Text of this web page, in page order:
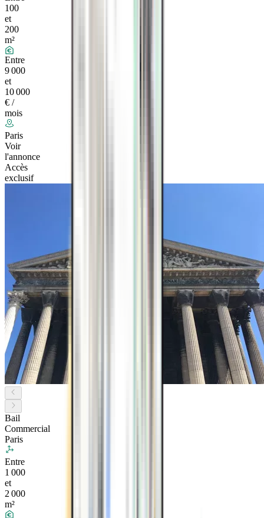
100
et
200
m²
Entre
9 000
et
10 000
€ /
mois
Paris
Voir
l'annonce
Accès
exclusif
Bail
Commercial
Paris
Entre
1 000
et
2 000
m²